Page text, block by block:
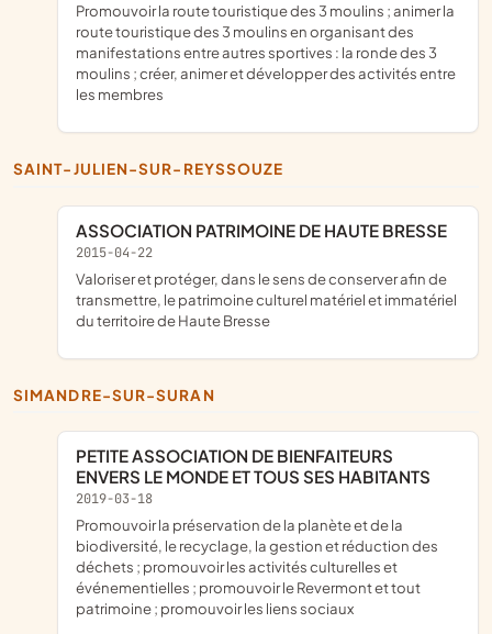
promouvoir la route touristique des 3 moulins ; animer la
route touristique des 3 moulins en organisant des
manifestations entre autres sportives : la ronde des 3
moulins ; créer, animer et développer des activités entre
les membres
SAINT-JULIEN-SUR-REYSSOUZE
ASSOCIATION PATRIMOINE DE HAUTE BRESSE
2015-04-22
valoriser et protéger, dans le sens de conserver afin de
transmettre, le patrimoine culturel matériel et immatériel
du territoire de Haute Bresse
SIMANDRE-SUR-SURAN
PETITE ASSOCIATION DE BIENFAITEURS
ENVERS LE MONDE ET TOUS SES HABITANTS
2019-03-18
promouvoir la préservation de la planète et de la
biodiversité, le recyclage, la gestion et réduction des
déchets ; promouvoir les activités culturelles et
événementielles ; promouvoir le Revermont et tout
patrimoine ; promouvoir les liens sociaux